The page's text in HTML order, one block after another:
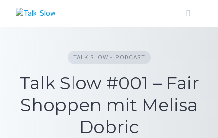
TALK SLOW - PODCAST
Talk Slow #001 – Fair
Shoppen mit Melisa
Dobric